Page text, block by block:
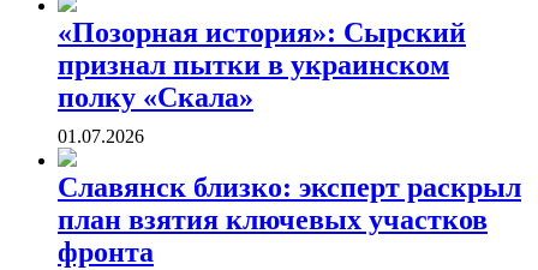
«Позорная история»: Сырский
признал пытки в украинском
полку «Скала»
01.07.2026
Славянск близко: эксперт раскрыл
план взятия ключевых участков
фронта